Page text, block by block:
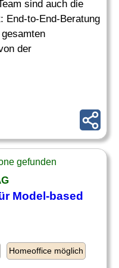
sind auch die
End-to-End-Beratung
der
gefunden
Model-based
Homeoffice möglich